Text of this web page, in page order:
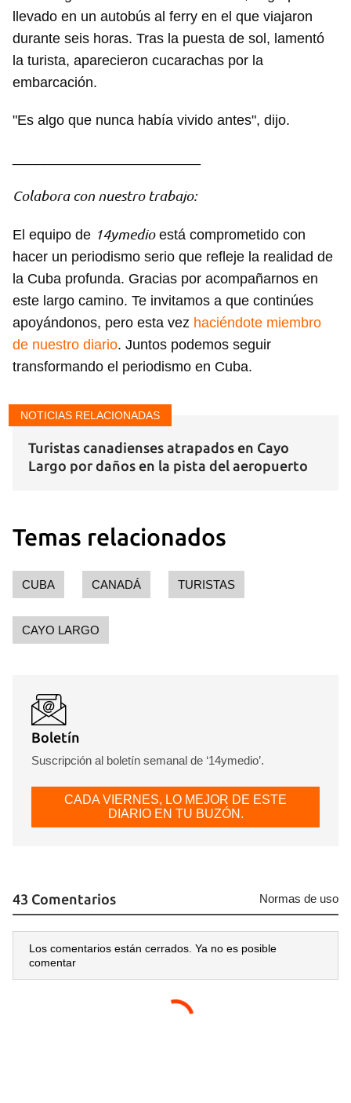
Guardar como favorito
Para poder guardar como favorito, primero has de
llevado en un autobús al ferry en el que viajaron
durante seis horas. Tras la puesta de sol, lamentó
la turista, aparecieron cucarachas por la
embarcación.
"Es algo que nunca había vivido antes", dijo.
Colabora con nuestro trabajo:
El equipo de 14ymedioestá comprometido con
hacer un periodismo serio que refleje la realidad de
la Cuba profunda. Gracias por acompañarnos en
este largo camino. Te invitamos a que continúes
apoyándonos, pero esta vez haciéndote miembro
de nuestro diario. Juntos podemos seguir
transformando el periodismo en Cuba.
NOTICIAS RELACIONADAS
Turistas canadienses atrapados en Cayo
Largo por daños en la pista del aeropuerto
Temas relacionados
CUBA CANADÁ TURISTAS
CAYO LARGO
Boletín
Suscripción al boletín semanal de ‘14ymedio’.
CADA VIERNES, LO MEJOR DE ESTE
DIARIO EN TU BUZÓN.
43 Comentarios Normas de uso
Los comentarios están cerrados. Ya no es posible
comentar